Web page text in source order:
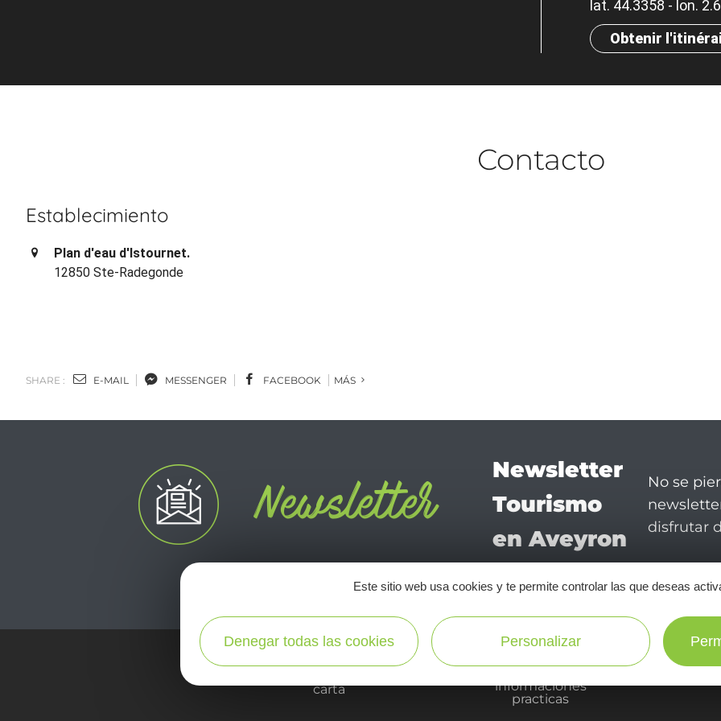
lat. 44.3358 - lon.
Obtenir
Contacto
Establecimiento
Plan d'eau d'Istournet.
12850 Ste-Radegonde
SHARE : E-MAIL MESSENGER FACEBOOK MÁS
Newsletter
Tourismo
en Aveyron
No se
disfrutar
¡SUSCRÍBASE A NUESTRO NEWSLETTER AQUÍ!
carta
informaciones
practicas
Este sitio web usa cookies y te permite controlar las que deseas
Denegar todas las cookies Personalizar